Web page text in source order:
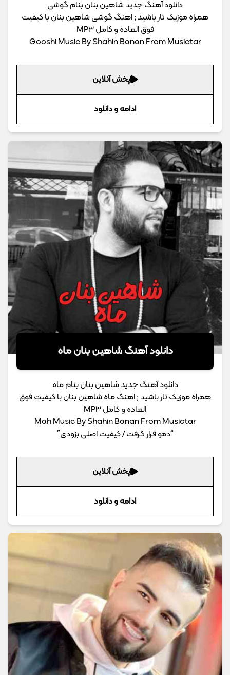
دانلود آهنگ جدید شاهین بنان بنام گوشی
همراه موزیک تار باشید ; اهنگ گوشی شاهین بنان با کیفیت
فوق العاده و کامل MP3
Gooshi Music By Shahin Banan From Musictar
پخش آنلاین
ادامه و دانلود
دانلود آهنگ شاهین بنان ماه
دانلود آهنگ جدید شاهین بنان بنام ماه
همراه موزیک تار باشید ; اهنگ ماه شاهین بنان با کیفیت فوق
العاده و کامل MP3
Mah Music By Shahin Banan From Musictar
“دمو قرار گرفت / کیفیت اصلی بزودی”
پخش آنلاین
ادامه و دانلود